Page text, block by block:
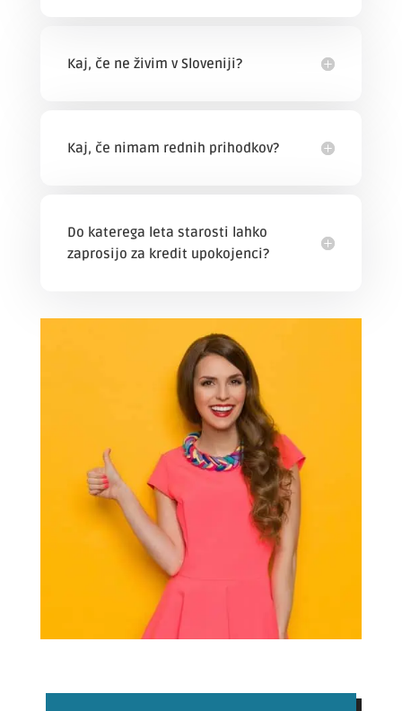
Kaj, če ne živim v Sloveniji?
Kaj, če nimam rednih prihodkov?
Do katerega leta starosti lahko
zaprosijo za kredit upokojenci?